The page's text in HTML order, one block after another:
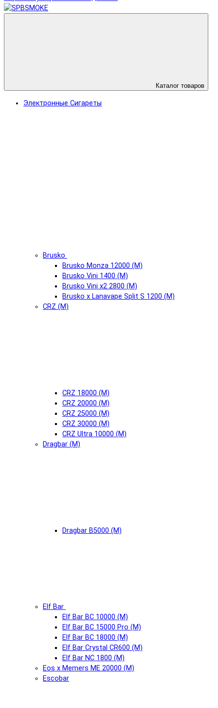
Каталог товаров
Электронные Сигареты
Brusko
Brusko Monza 12000 (М)
Brusko Vini 1400 (М)
Brusko Vini x2 2800 (М)
Brusko x Lanavape Split S 1200 (М)
CRZ (М)
CRZ 18000 (М)
CRZ 20000 (М)
CRZ 25000 (М)
CRZ 30000 (М)
CRZ Ultra 10000 (М)
Dragbar (М)
Dragbar B5000 (М)
Elf Bar
Elf Bar BC 10000 (М)
Elf Bar BC 15000 Pro (М)
Elf Bar BC 18000 (М)
Elf Bar Crystal CR600 (М)
Elf Bar NC 1800 (М)
Eos x Memers ME 20000 (М)
Escobar